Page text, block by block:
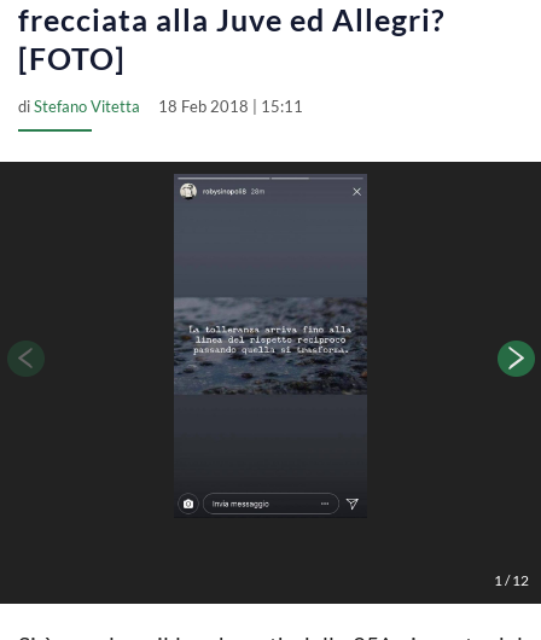
frecciata alla Juve ed Allegri?
[FOTO]
diStefano Vitetta 18 Feb 2018 | 15:11
1 /12